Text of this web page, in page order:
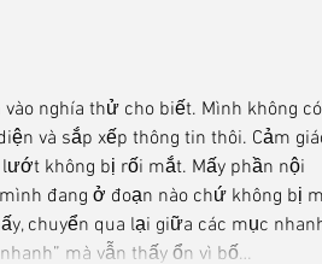
nghía thử cho biết. Mình không có
và sắp xếp thông tin thôi. Cảm
không bị rối mắt. Mấy phần nội
đang ở đoạn nào chứ không bị
chuyển qua lại giữa các mục
mà vẫn thấy ổn vì bố…